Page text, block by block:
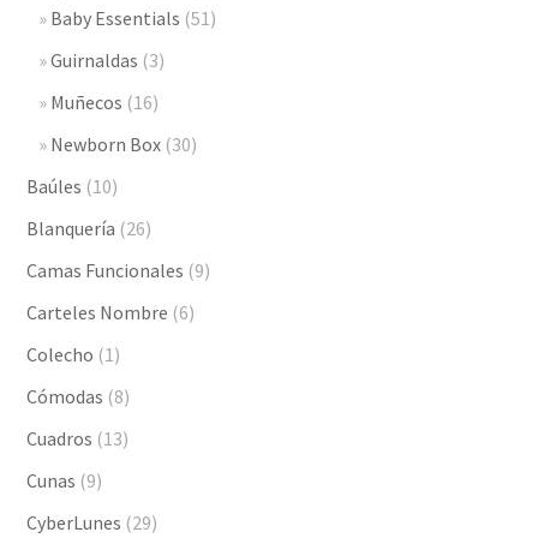
Baby Essentials (51)
Guirnaldas (3)
Muñecos (16)
Newborn Box (30)
Baúles (10)
Blanquería (26)
Camas Funcionales (9)
Carteles Nombre (6)
Colecho (1)
Cómodas (8)
Cuadros (13)
Cunas (9)
CyberLunes (29)